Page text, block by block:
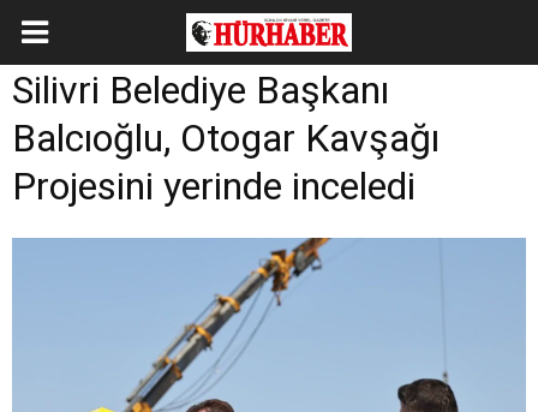
Silivri Belediye Başkanı
Balcıoğlu, Otogar Kavşağı
Projesini yerinde inceledi